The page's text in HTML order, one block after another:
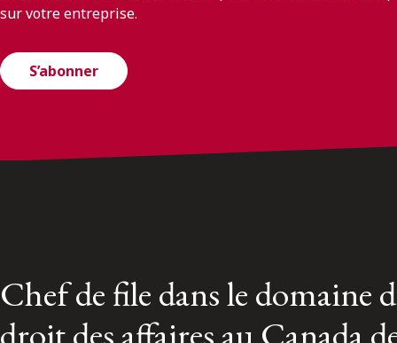
sur votre entreprise.
S’abonner
Chef de file dans le domaine